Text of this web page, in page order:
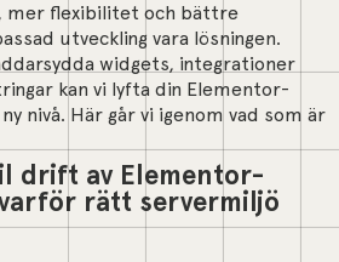
mer flexibilitet och bättre
utveckling vara lösningen.
widgets, integrationer
kan vi lyfta din Elementor-
nivå. Här går vi igenom vad som är
drift av Elementor-
rätt servermiljö